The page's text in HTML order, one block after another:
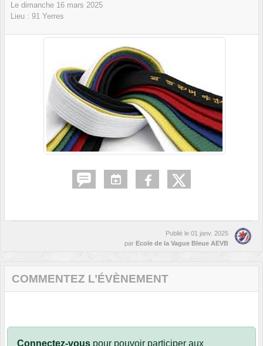
Le dimanche 16 mars 2025
Lieu : 91 Yerres
Publié le 01 janv. 2025
par Ecole de la Vague Bleue AEVB
COMMENTEZ L’ÉVÈNEMENT
Connectez-vous pour pouvoir participer aux